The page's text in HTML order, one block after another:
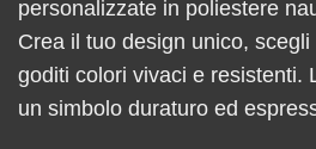
personalizzate in poliestere
Crea il tuo design unico,
goditi colori vivaci e resistenti.
un simbolo duraturo ed